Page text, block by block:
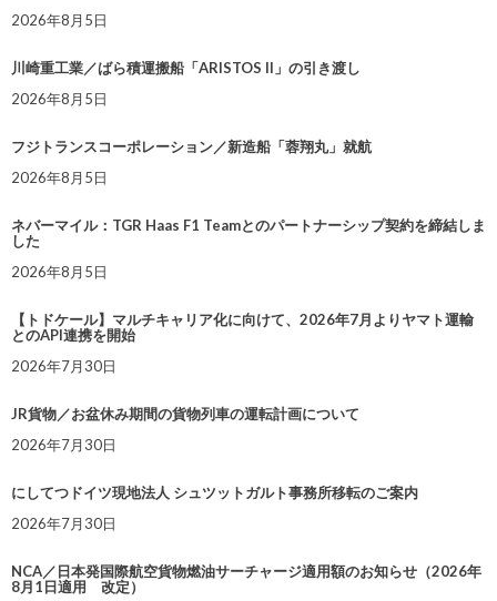
2026年8月5日
川崎重工業／ばら積運搬船「ARISTOS II」の引き渡し
2026年8月5日
フジトランスコーポレーション／新造船「蓉翔丸」就航
2026年8月5日
ネバーマイル：TGR Haas F1 Teamとのパートナーシップ契約を締結しま
した
2026年8月5日
【トドケール】マルチキャリア化に向けて、2026年7月よりヤマト運輸
とのAPI連携を開始
2026年7月30日
JR貨物／お盆休み期間の貨物列車の運転計画について
2026年7月30日
にしてつドイツ現地法人 シュツットガルト事務所移転のご案内
2026年7月30日
NCA／日本発国際航空貨物燃油サーチャージ適用額のお知らせ（2026年
8月1日適用 改定）